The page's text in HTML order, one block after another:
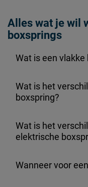
Alles wat je wil
boxsprings
Wat is een vlakke
Wat is het
boxspring?
Wat is het
elektrische
Wanneer voor